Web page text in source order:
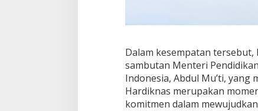
Dalam kesempatan
sambutan Menteri
Indonesia, Abdul Mu’ti,
Hardiknas merupakan
komitmen dalam